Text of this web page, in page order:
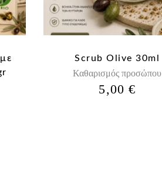
Scrub Olive 30ml
Καθαρισμός προσώπου
5,00 €